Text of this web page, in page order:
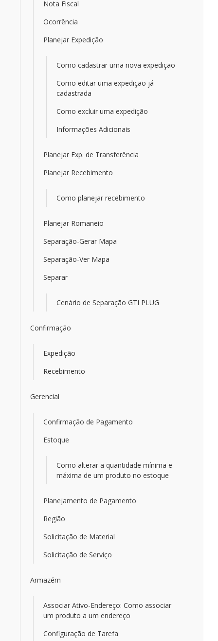
Nota Fiscal
Ocorrência
Planejar Expedição
Como cadastrar uma nova expedição
Como editar uma expedição já
cadastrada
Como excluir uma expedição
Informações Adicionais
Planejar Exp. de Transferência
Planejar Recebimento
Como planejar recebimento
Planejar Romaneio
Separação-Gerar Mapa
Separação-Ver Mapa
Separar
Cenário de Separação GTI PLUG
Confirmação
Expedição
Recebimento
Gerencial
Confirmação de Pagamento
Estoque
Como alterar a quantidade mínima e
máxima de um produto no estoque
Planejamento de Pagamento
Região
Solicitação de Material
Solicitação de Serviço
Armazém
Associar Ativo-Endereço: Como associar
um produto a um endereço
Configuração de Tarefa